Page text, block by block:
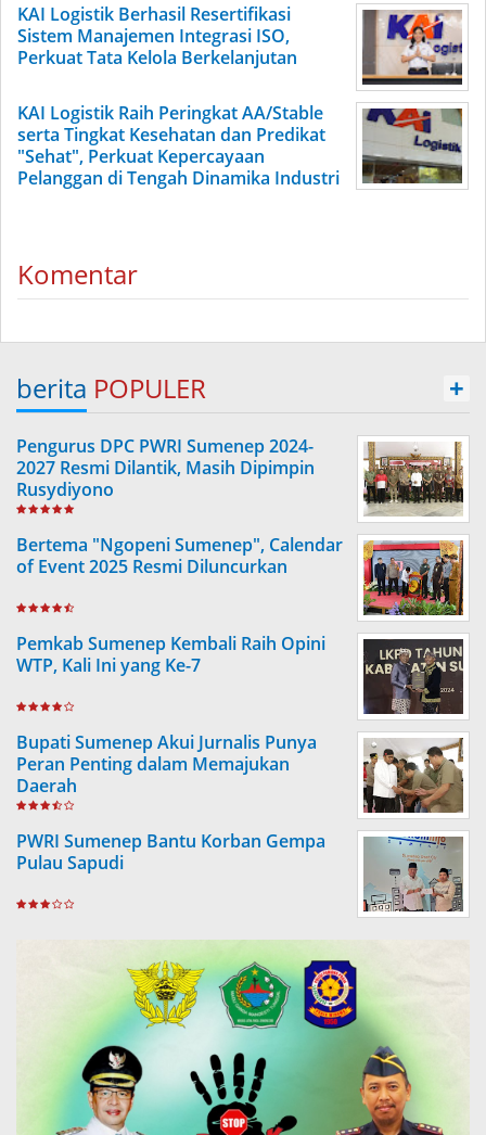
KAI Logistik Berhasil Resertifikasi
Sistem Manajemen Integrasi ISO,
Perkuat Tata Kelola Berkelanjutan
KAI Logistik Raih Peringkat AA/Stable
serta Tingkat Kesehatan dan Predikat
"Sehat", Perkuat Kepercayaan
Pelanggan di Tengah Dinamika Industri
Komentar
berita POPULER +
Pengurus DPC PWRI Sumenep 2024-
2027 Resmi Dilantik, Masih Dipimpin
Rusydiyono
Bertema "Ngopeni Sumenep", Calendar
of Event 2025 Resmi Diluncurkan
Pemkab Sumenep Kembali Raih Opini
WTP, Kali Ini yang Ke-7
Bupati Sumenep Akui Jurnalis Punya
Peran Penting dalam Memajukan
Daerah
PWRI Sumenep Bantu Korban Gempa
Pulau Sapudi